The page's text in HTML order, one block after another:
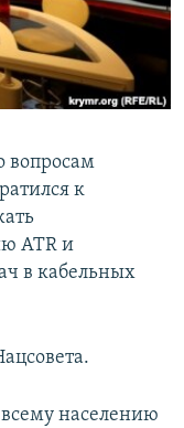
вопросам
к
ATR и
в кабельных
населению